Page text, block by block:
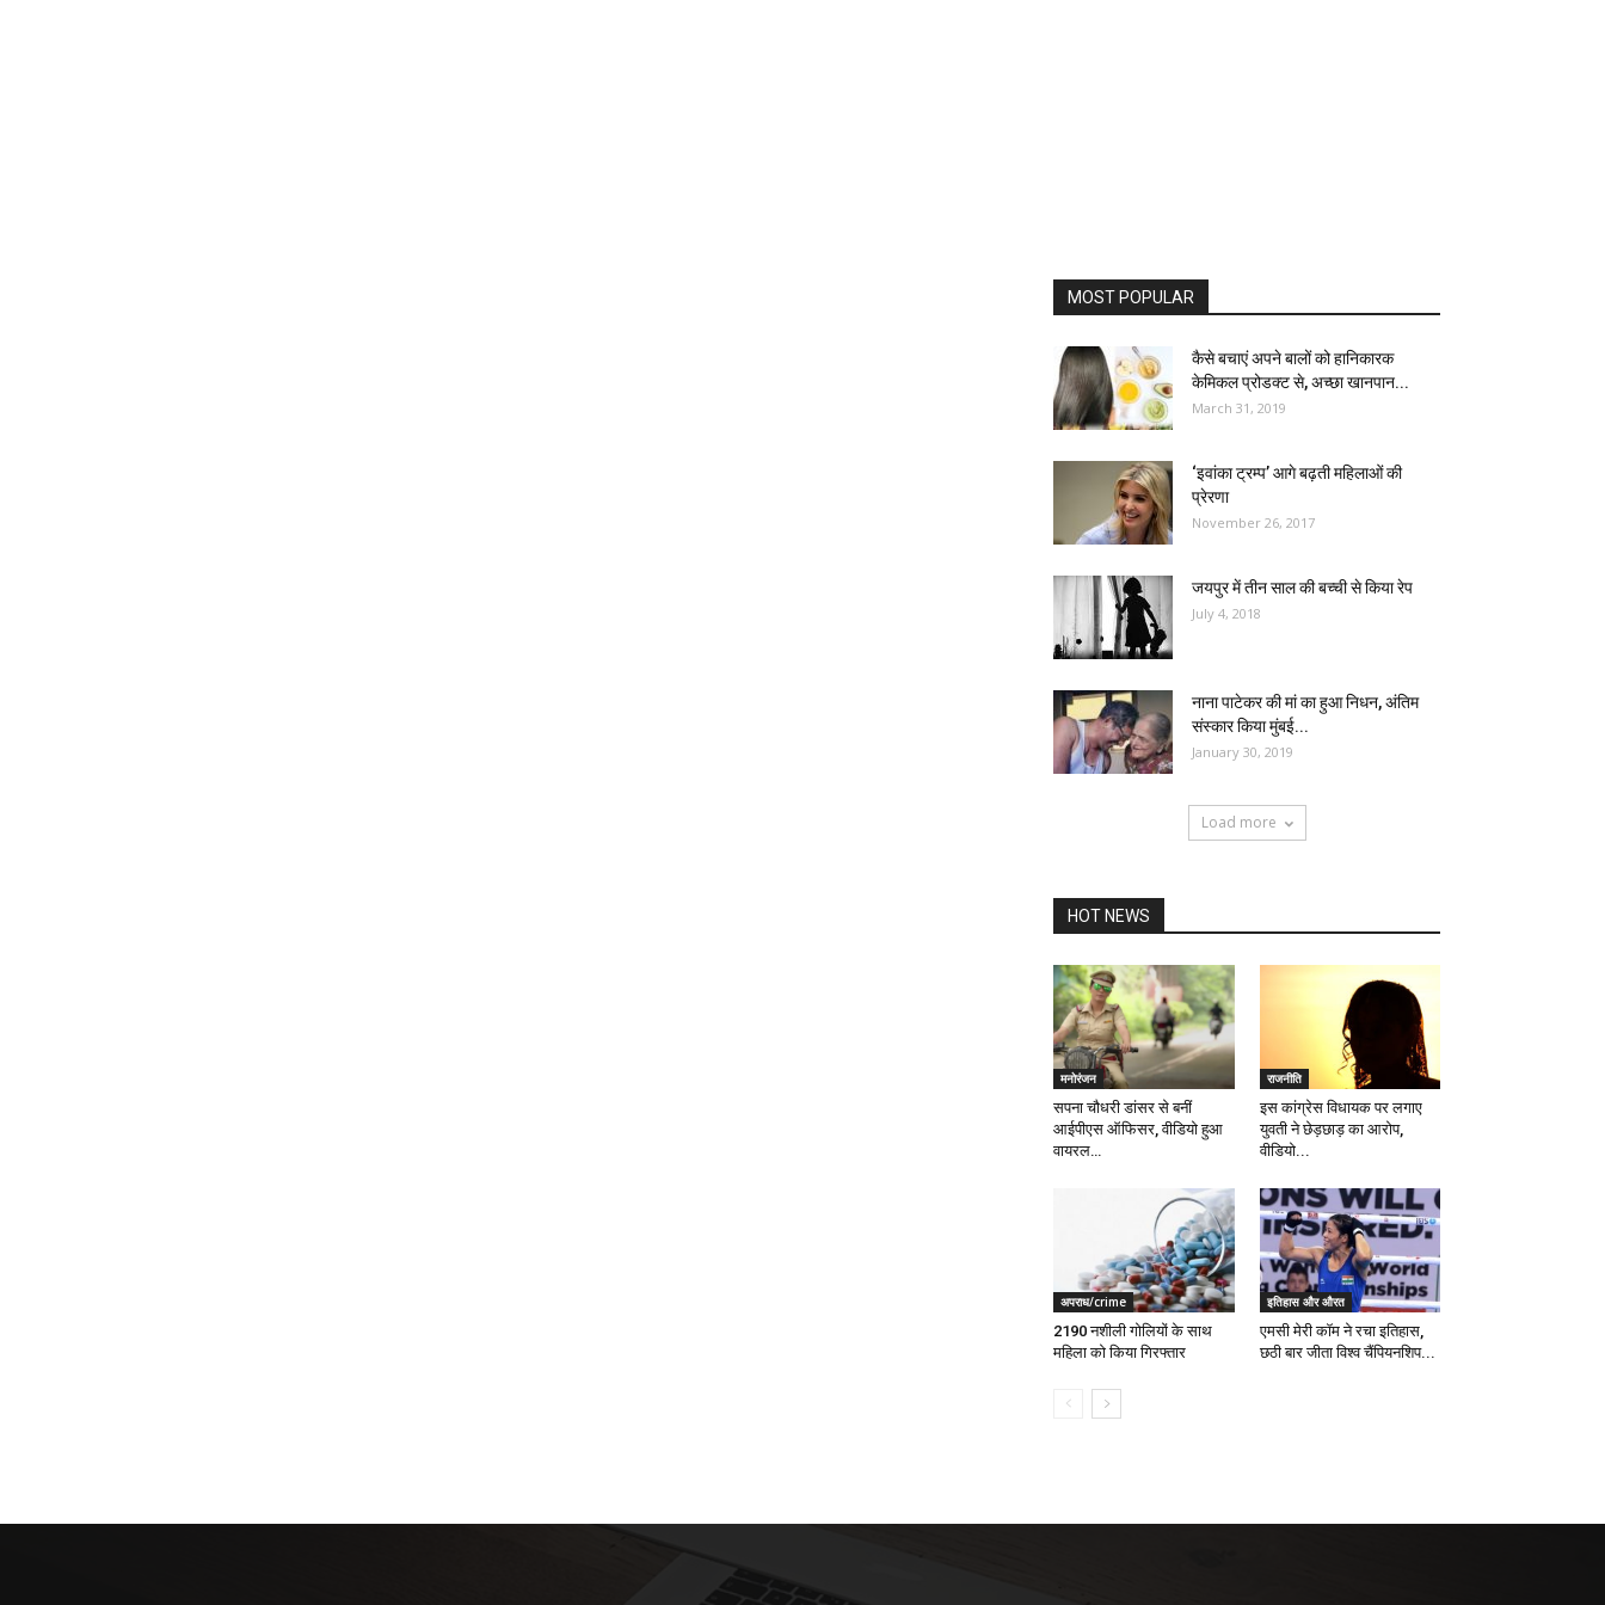
MOST POPULAR
कैसे बचाएं अपने बालों को हानिकारक
केमिकल प्रोडक्ट से, अच्छा खानपान...
March 31, 2019
‘इवांका ट्रम्प’ आगे बढ़ती महिलाओं की
प्रेरणा
November 26, 2017
जयपुर में तीन साल की बच्ची से किया रेप
July 4, 2018
नाना पाटेकर की मां का हुआ निधन, अंतिम
संस्‍कार किया मुंबई...
January 30, 2019
Load more
HOT NEWS
मनोरंजन
सपना चौधरी डांसर से बनीं
आईपीएस ऑफिसर, वीडियो हुआ
वायरल…
राजनीति
इस कांग्रेस विधायक पर लगाए
युवती ने छेड़छाड़ का आरोप,
वीडियो...
अपराध/crime
2190 नशीली गोलियों के साथ
महिला को किया गिरफ्तार
इतिहास और औरत
एमसी मेरी कॉम ने रचा इतिहास,
छठी बार जीता विश्व चैंपियनशिप...